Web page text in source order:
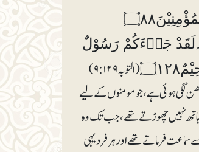
لَقَدْ جَاۗءَكُمْ رَسُوْلٌ
(التوبہ ۹:۱۲۹)
لگی ہوئی ہے، جو مومنوں کے لیے
ہاتھ نہیں چھوڑتے تھے، جب تک وہ
فرماتے تھے اور ہرفرد یہی